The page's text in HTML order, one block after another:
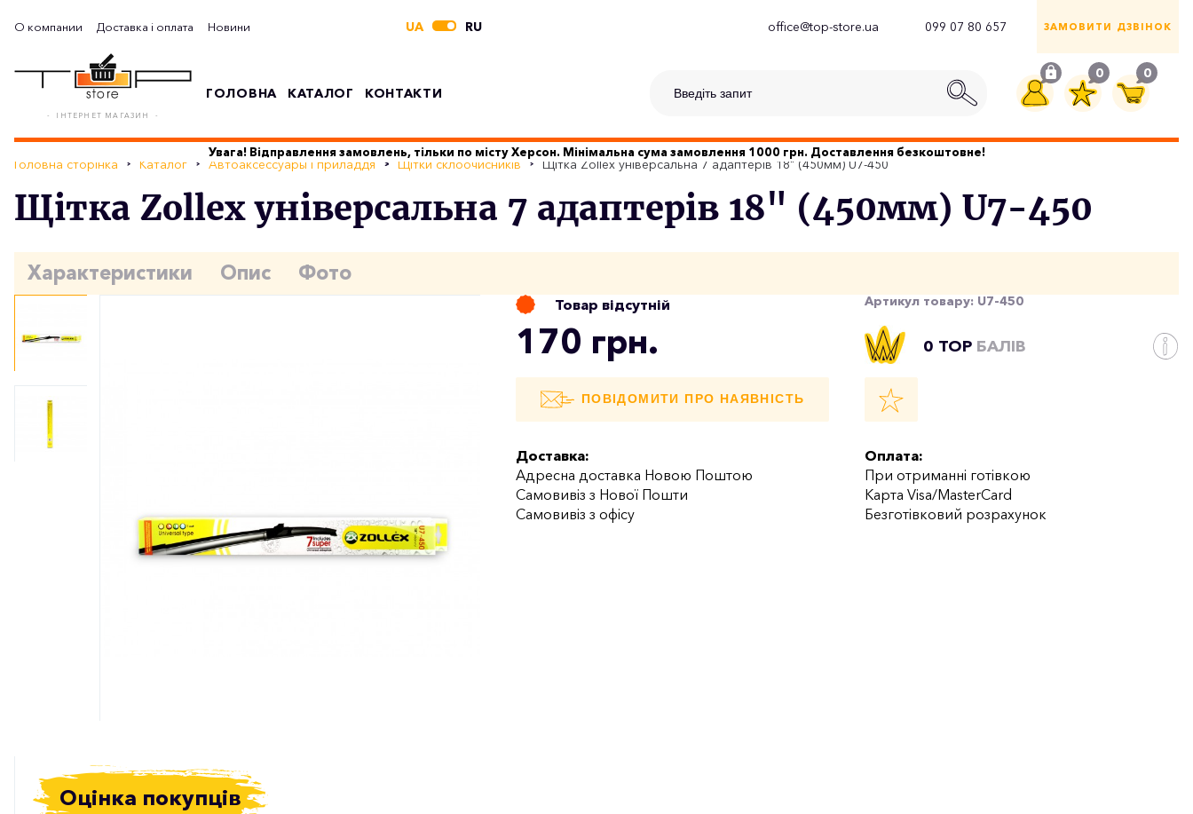
О компании Доставка і оплата Новини UA RU office@top-store.ua 099 07 80 657 ЗАМОВИТИ ДЗВІНОК
- ІНТЕРНЕТ МАГАЗИН -
ГОЛОВНА КАТАЛОГ КОНТАКТИ
0 0
Увага! Відправлення замовлень, тільки по місту Херсон. Мінімальна сума замовлення 1000 грн. Доставлення безкоштовне!
Головна сторінка Каталог Автоаксессуары і приладдя Щітки склоочисників Щітка Zollex універсальна 7 адаптерів 18" (450мм) U7-450
Щітка Zollex універсальна 7 адаптерів 18" (450мм) U7-450
Характеристики Опис Фото
Товар відсутній Артикул товару: U7-450
170 грн. 0 TOP БАЛІВ
ПОВІДОМИТИ ПРО НАЯВНІСТЬ
Доставка:
Адресна доставка Новою Поштою
Самовивіз з Нової Пошти
Самовивіз з офісу
Оплата:
При отриманні готівкою
Карта Visa/MasterCard
Безготівковий розрахунок
Оцінка покупців